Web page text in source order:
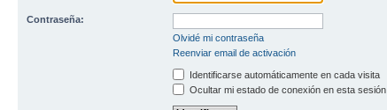
Contraseña:
Olvidé mi contraseña
Reenviar email de activación
Identificarse automáticamente en cada visita
Ocultar mi estado de conexión en esta sesión